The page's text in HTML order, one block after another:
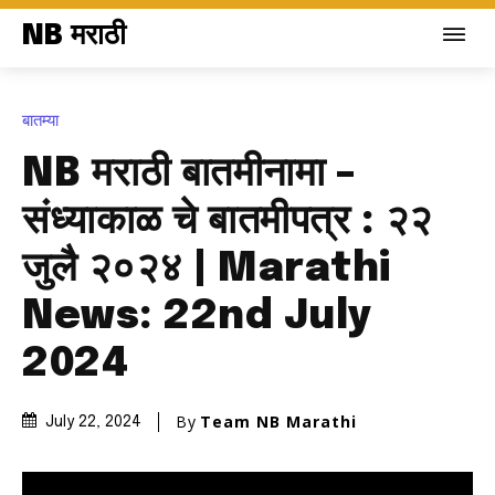
NB मराठी
बातम्या
NB मराठी बातमीनामा –
संध्याकाळ चे बातमीपत्र : २२
जुलै २०२४ | Marathi
News: 22nd July
2024
July 22, 2024 By Team NB Marathi